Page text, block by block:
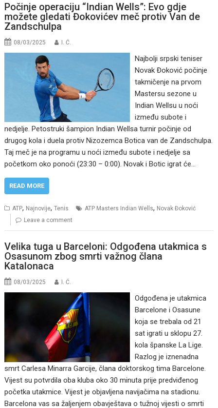
Počinje operaciju “Indian Wells”: Evo gdje
možete gledati Đokovićev meč protiv Van de
Zandschulpa
08/03/2025 I. Ć.
Najbolji srpski teniser
Novak Đoković počinje
takmičenje na prvom
Mastersu sezone u
Indian Wellsu u noći
između subote i
nedjelje. Petostruki šampion Indian Wellsa turnir počinje od
drugog kola i duela protiv Nizozemca Botica van de Zandschulpa.
Taj meč je na programu u noći između subote i nedjelje sa
početkom oko ponoći (23:30 – 0:00). Novak i Botic igrat će…
READ MORE
ATP, Najnovije,Tenis ATP Masters Indian Wells, Novak Đoković
Leave a comment
Velika tuga u Barceloni: Odgođena utakmica s
Osasunom zbog smrti važnog člana
Katalonaca
08/03/2025 I. Ć.
Odgođena je utakmica
Barcelone i Osasune
koja se trebala od 21
sat igrati u sklopu 27.
kola španske La Lige.
Razlog je iznenadna
smrt Carlesa Minarra Garcije, člana doktorskog tima Barcelone.
Vijest su potvrdila oba kluba oko 30 minuta prije predviđenog
početka utakmice. Vijest je objavljena navijačima na stadionu.
Barcelona vas sa žaljenjem obavještava o tužnoj vijesti o smrti